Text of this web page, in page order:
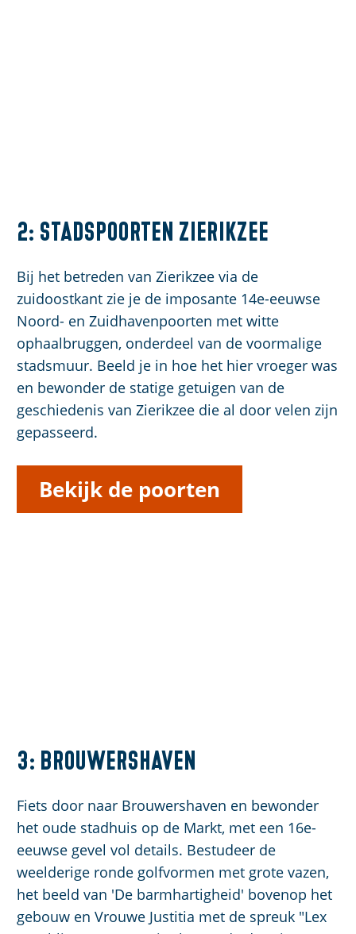
2: Stadspoorten Zierikzee
Bij het betreden van Zierikzee via de
zuidoostkant zie je de imposante 14e-eeuwse
Noord- en Zuidhavenpoorten met witte
ophaalbruggen, onderdeel van de voormalige
stadsmuur. Beeld je in hoe het hier vroeger was
en bewonder de statige getuigen van de
geschiedenis van Zierikzee die al door velen zijn
gepasseerd.
Bekijk de poorten
3: Brouwershaven
Fiets door naar Brouwershaven en bewonder
het oude stadhuis op de Markt, met een 16e-
eeuwse gevel vol details. Bestudeer de
weelderige ronde golfvormen met grote vazen,
het beeld van 'De barmhartigheid' bovenop het
gebouw en Vrouwe Justitia met de spreuk "Lex